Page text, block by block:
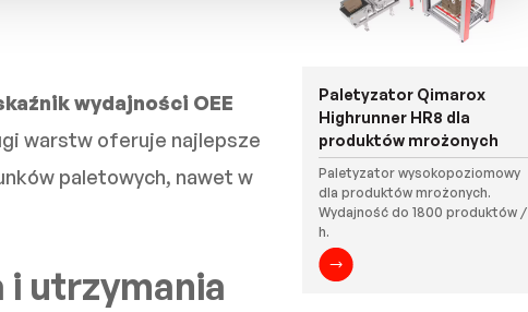
wydajności OEE
warstw oferuje najlepsze
paletowych, nawet w
i utrzymania
Paletyzator Qimarox
Highrunner HR8 dla
produktów mrożonych
Paletyzator wysokopoziomowy
dla produktów mrożonych.
Wydajność do 1800 produktów /
h.